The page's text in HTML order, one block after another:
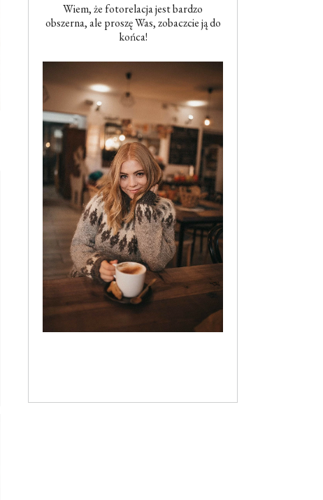
Wiem, że fotorelacja jest bardzo
obszerna, ale proszę Was, zobaczcie ją do
końca!